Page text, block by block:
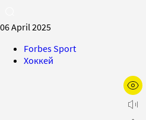
06 April 2025
Forbes Sport
Хоккей